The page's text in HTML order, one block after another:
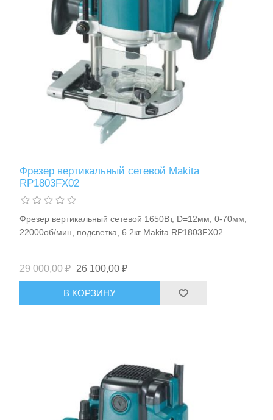
Фрезер вертикальный сетевой Makita
RP1803FX02
Фрезер вертикальный сетевой 1650Вт, D=12мм, 0-70мм,
22000об/мин, подсветка, 6.2кг Makita RP1803FX02
29 000,00 ₽ 26 100,00 ₽
В КОРЗИНУ